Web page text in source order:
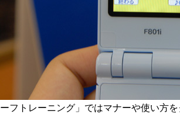
フトレーニング」ではマナーや使い方